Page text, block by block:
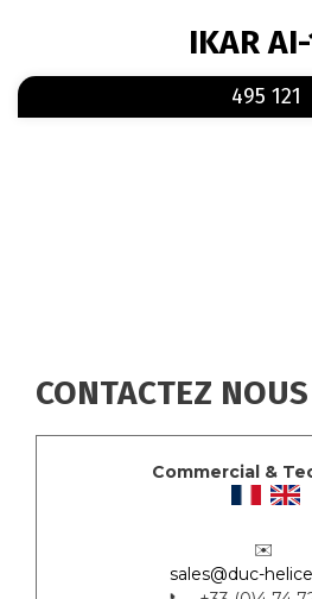
IKAR
495 121
CONTACTEZ NOUS
Commercial &
✉️
sales@duc-